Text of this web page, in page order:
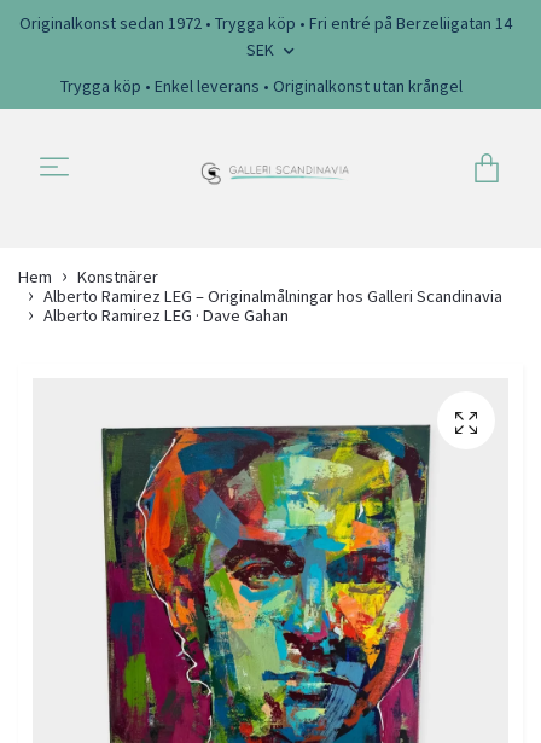
Originalkonst sedan 1972 • Trygga köp • Fri entré på Berzeliigatan 14
SEK
Trygga köp • Enkel leverans • Originalkonst utan krångel
Hem
Konstnärer
Alberto Ramirez LEG – Originalmålningar hos Galleri Scandinavia
Alberto Ramirez LEG · Dave Gahan